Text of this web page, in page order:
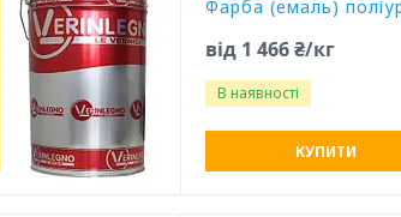
Фарба (емаль)
від 1 466 ₴/кг
В наявності
КУПИТИ